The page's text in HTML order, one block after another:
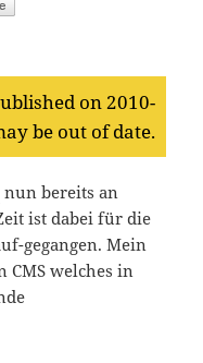
on 2010-
be out of date.
nun bereits an
ist dabei für die
gegangen. Mein
CMS welches in